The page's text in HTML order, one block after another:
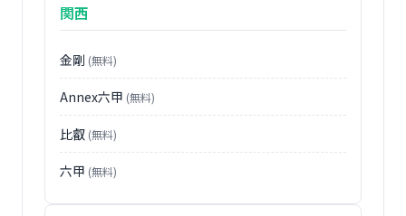
関西
金剛 (無料)
Annex六甲 (無料)
比叡 (無料)
六甲 (無料)